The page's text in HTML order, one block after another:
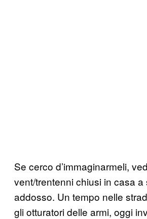
Se cerco d’immaginarmeli,
vent/trentenni chiusi in casa a
addosso. Un tempo nelle
gli otturatori delle armi, oggi